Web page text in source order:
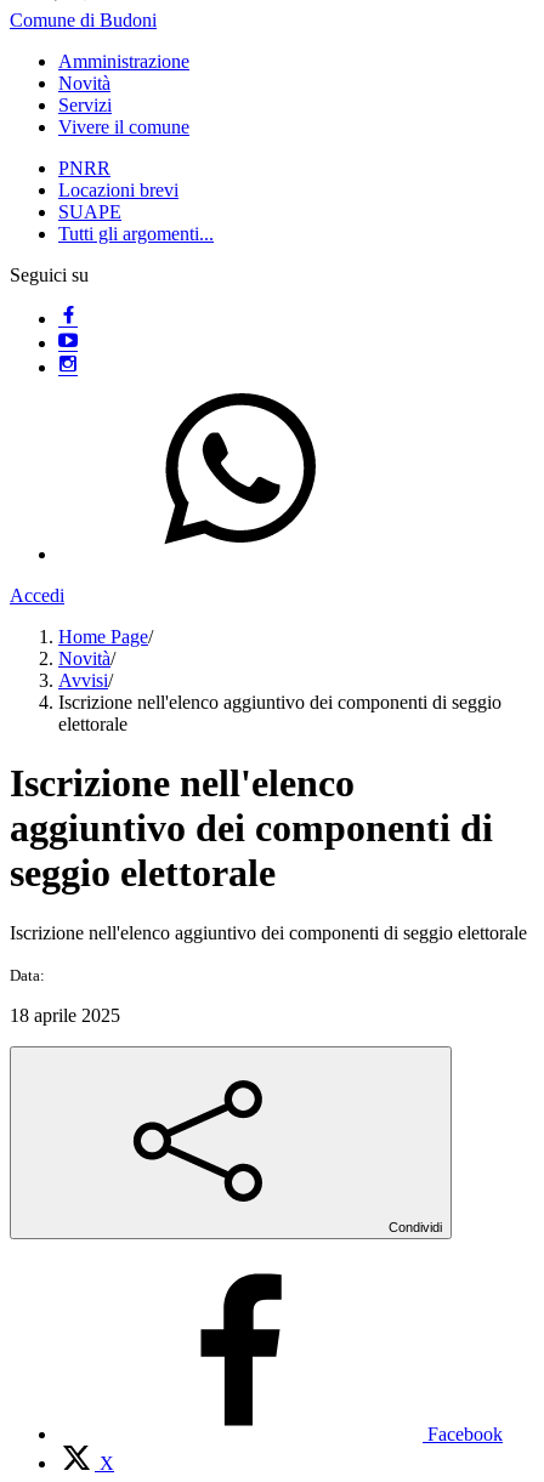
Comune di Budoni
Amministrazione
Novità
Servizi
Vivere il comune
PNRR
Locazioni brevi
SUAPE
Tutti gli argomenti...
Seguici su
Accedi
Home Page/
Novità/
Avvisi/
Iscrizione nell'elenco aggiuntivo dei componenti di seggio
elettorale
Iscrizione nell'elenco
aggiuntivo dei componenti di
seggio elettorale
Iscrizione nell'elenco aggiuntivo dei componenti di seggio elettorale
Data:
18 aprile 2025
Condividi
Facebook
X